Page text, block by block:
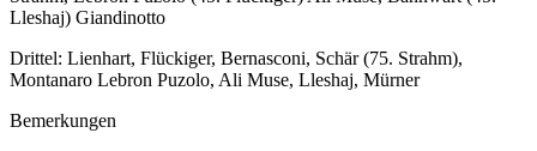
Lleshaj) Giandinotto
Drittel: Lienhart, Flückiger, Bernasconi, Schär(75. Strahm),
Montanaro Lebron Puzolo, Ali Muse, Lleshaj, Mürner
Bemerkungen